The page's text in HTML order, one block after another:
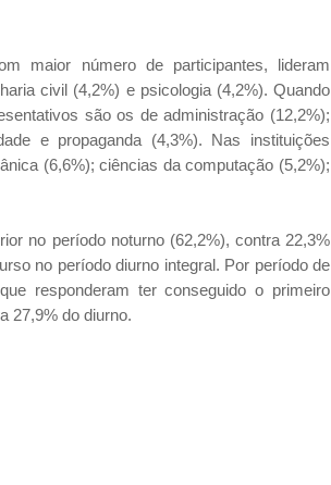
maior número de participantes, lideram
civil (4,2%) e psicologia (4,2%). Quando
são os de administração (12,2%);
e propaganda (4,3%). Nas instituições
(6,6%); ciências da computação (5,2%);
no período noturno (62,2%), contra 22,3%
no período diurno integral. Por período de
responderam ter conseguido o primeiro
27,9% do diurno.